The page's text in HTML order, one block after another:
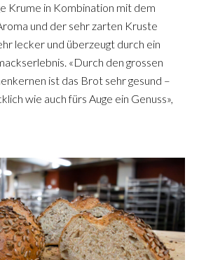
Krume in Kombination mit dem
und der sehr zarten Kruste
lecker und überzeugt durch ein
«Durch den grossen
ist das Brot sehr gesund –
wie auch fürs Auge ein Genuss»,